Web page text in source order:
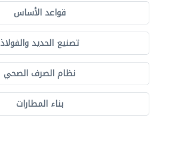
قواعد الأساس
تصنيع الحديد والفولاذ
نظام الصرف الصحي
بناء المطارات